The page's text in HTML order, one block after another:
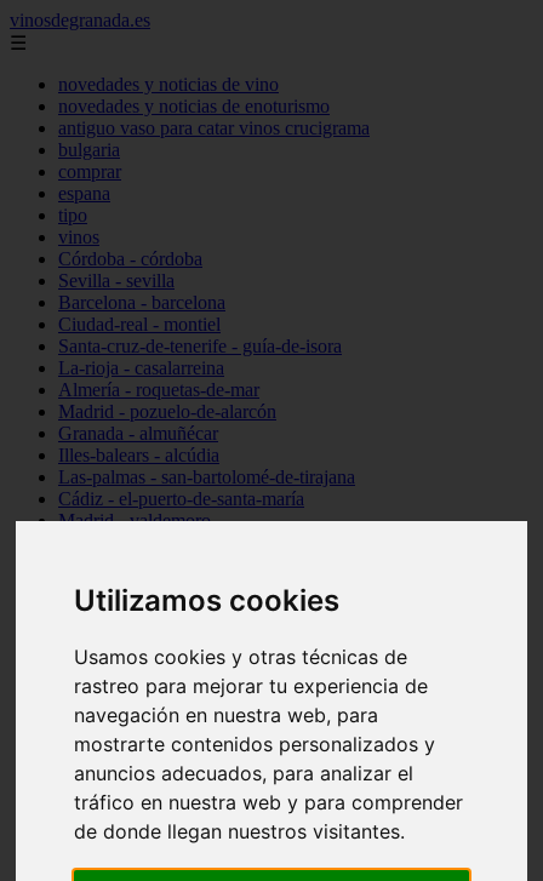
Utilizamos cookies
Usamos cookies y otras técnicas de
rastreo para mejorar tu experiencia de
navegación en nuestra web, para
mostrarte contenidos personalizados y
anuncios adecuados, para analizar el
tráfico en nuestra web y para comprender
de donde llegan nuestros visitantes.
vinosdegranada.es
☰
novedades y noticias de vino
novedades y noticias de enoturismo
antiguo vaso para catar vinos crucigrama
bulgaria
comprar
espana
tipo
vinos
Córdoba - córdoba
Sevilla - sevilla
Barcelona - barcelona
Ciudad-real - montiel
Santa-cruz-de-tenerife - guía-de-isora
La-rioja - casalarreina
Almería - roquetas-de-mar
Madrid - pozuelo-de-alarcón
Granada - almuñécar
Illes-balears - alcúdia
Las-palmas - san-bartolomé-de-tirajana
Cádiz - el-puerto-de-santa-maría
Madrid - valdemoro
Cantabria - suances
Sevilla - bormujos
Málaga - júzcar
Huesca - alquézar
Huesca - castejón-de-sos
Lleida - alt-àneu
Córdoba - almedinilla
Navarra - zangoza
Cantabria - arenas-de-iguña
Barcelona - la-pobla-de-lillet
Murcia - cartagena